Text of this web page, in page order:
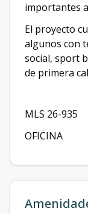
importantes
El proyecto
algunos con
social, sport
de primera
MLS 26-935
OFICINA